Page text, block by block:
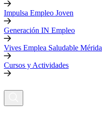
Impulsa Empleo Joven
Generación IN Empleo
Vives Emplea Saludable Mérida
Cursos y Actividades